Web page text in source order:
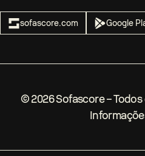
sofascore.com Google
©2026Sofascore –Todos